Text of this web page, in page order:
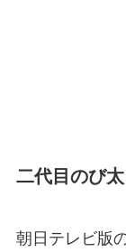
二代目のび
朝日テレビ版